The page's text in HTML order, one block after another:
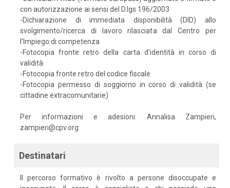
con autorizzazione ai sensi del D.lgs 196/2003
-Dichiarazione di immediata disponibilità (DID) allo
svolgimento/ricerca di lavoro rilasciata dal Centro per
l’Impiego di competenza
-Fotocopia fronte retro della carta d’identità in corso di
validità
-Fotocopia fronte retro del codice fiscale
-Fotocopia permesso di soggiorno in corso di validità (se
cittadine extracomunitarie)
Per informazioni e adesioni: Annalisa Zampieri,
zampieri@cpv.org
Destinatari
Il percorso formativo è rivolto a persone disoccupate e